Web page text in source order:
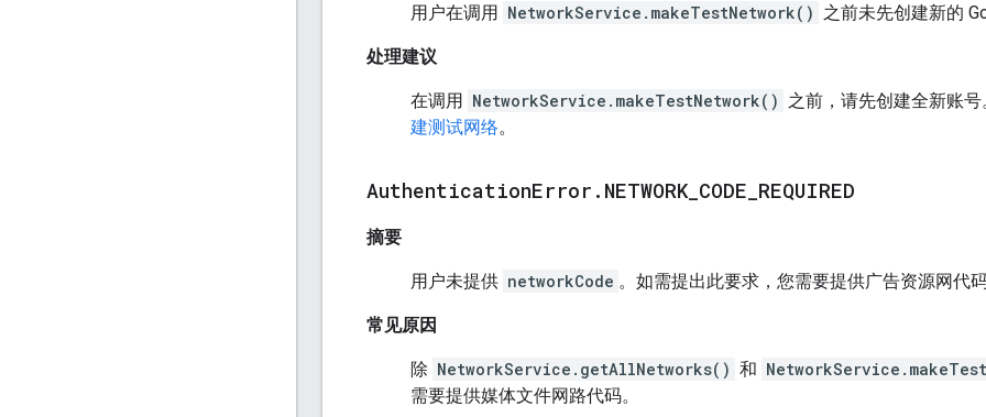
用户在调用 NetworkService.makeTestNetwork() 之前未先创建新的
处理建议
在调用 NetworkService.makeTestNetwork() 之前，请先创建全新账
建测试网络。
AuthenticationError . NETWORK_ CODE REQUIRED
摘要
用户未提供 networkCode 。如需提出此要求，您需要提供广告资源网代码
常见原因
除 NetworkService.getAllNetworks() 和
需要提供媒体文件网路代码。